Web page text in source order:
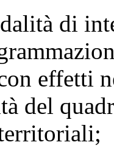
di
effetti
del